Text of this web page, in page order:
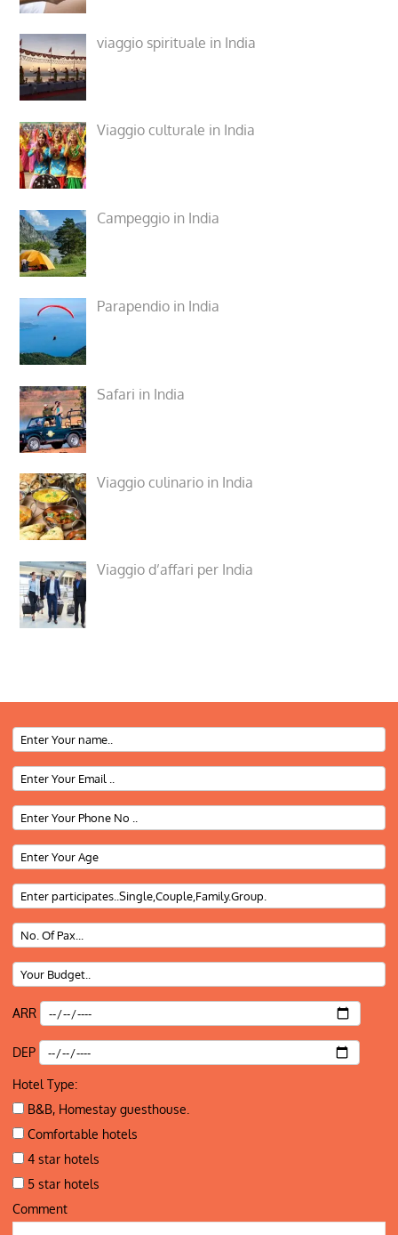
viaggio spirituale in India
Viaggio culturale in India
Campeggio in India
Parapendio in India
Safari in India
Viaggio culinario in India
Viaggio d’affari per India
ARR
DEP
Hotel Type:
B&B, Homestay guesthouse.
Comfortable hotels
4 star hotels
5 star hotels
Comment